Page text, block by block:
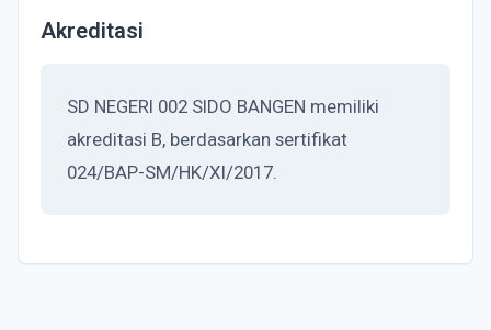
Akreditasi
SD NEGERI 002 SIDO BANGEN memiliki
akreditasi B, berdasarkan sertifikat
024/BAP-SM/HK/XI/2017.